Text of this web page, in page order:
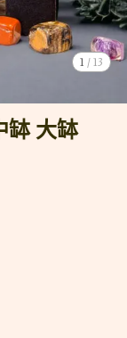
1 / 13
缽 大缽